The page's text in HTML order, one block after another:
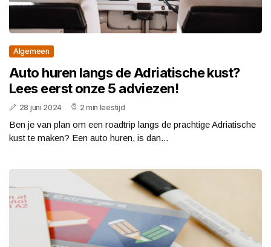
Algemeen
Auto huren langs de Adriatische kust?
Lees eerst onze 5 adviezen!
28 juni 2024 2 min leestijd
Ben je van plan om een roadtrip langs de prachtige Adriatische
kust te maken? Een auto huren, is dan...